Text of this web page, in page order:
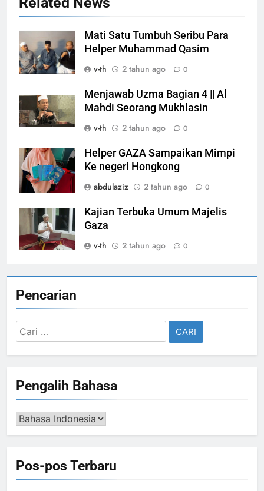
Mati Satu Tumbuh Seribu Para
Helper Muhammad Qasim
v-th
2 tahun ago 0
Menjawab Uzma Bagian 4 || Al
Mahdi Seorang Mukhlasin
v-th
2 tahun ago 0
Helper GAZA Sampaikan Mimpi
Ke negeri Hongkong
abdulaziz
2 tahun ago 0
Kajian Terbuka Umum Majelis
Gaza
v-th
2 tahun ago 0
Pencarian
Cari
untuk:
Pengalih Bahasa
Pengalih
Pos-pos Terbaru